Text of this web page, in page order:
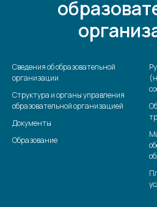
Сведения об образовательной
организации
Структура и органы управления
образовательной организацией
Документы
Образование